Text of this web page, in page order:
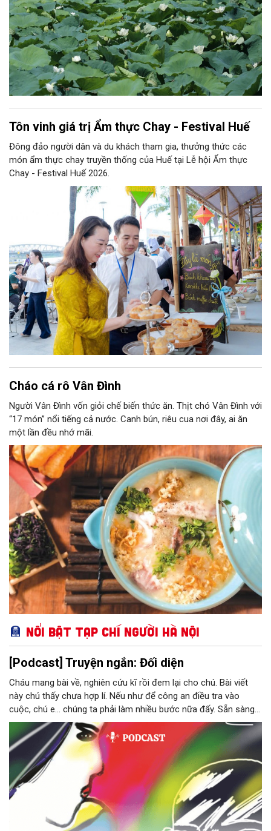
Tôn vinh giá trị Ẩm thực Chay - Festival Huế
Đông đảo người dân và du khách tham gia, thưởng thức các
món ẩm thực chay truyền thống của Huế tại Lễ hội Ẩm thực
Chay - Festival Huế 2026.
Cháo cá rô Vân Đình
Người Vân Đình vốn giỏi chế biến thức ăn. Thịt chó Vân Đình với
“17 món” nổi tiếng cả nước. Canh bún, riêu cua nơi đây, ai ăn
một lần đều nhớ mãi.
Nổi bật Tạp chí Người Hà Nội
[Podcast] Truyện ngắn: Đối diện
Cháu mang bài về, nghiên cứu kĩ rồi đem lại cho chú. Bài viết
này chú thấy chưa hợp lí. Nếu như để công an điều tra vào
cuộc, chú e… chúng ta phải làm nhiều bước nữa đấy. Sẵn sàng
thì tiếp tục nhé! Chú Minh cầm tập bài viết đưa lại cho Thy. Cô
ngại ngùng đỡ lấy. Đây là lần thứ ba, loạt bài phóng sự của mình
bị Tổng biên tập kêu lên để trả lại...